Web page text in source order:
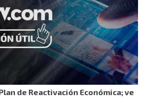
de Reactivación Económica; ve